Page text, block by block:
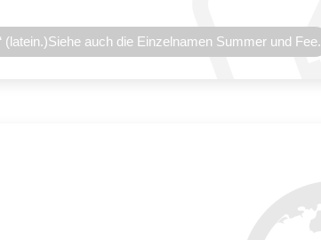
auch die Einzelnamen Summer und Fee.